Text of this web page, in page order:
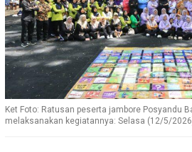
Ket Foto: Ratusan peserta jambore Posyandu
melaksanakan kegiatannya: Selasa (12/5/